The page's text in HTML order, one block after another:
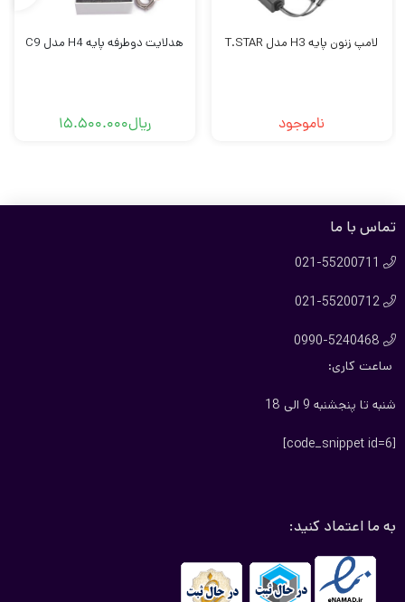
لامپ زنون پایه H3 مدل T.STAR
ناموجود
هدلایت دوطرفه پایه H4 مدل C9
ریال15.500.000
تماس با ما

021-55200711

021-55200712

0990-5240468
ساعت کاری:
شنبه تا پنجشنبه 9 الی 18
[code_snippet id=6]
به ما اعتماد کنید: